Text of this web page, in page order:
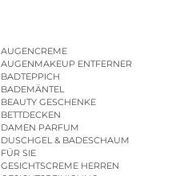
AUGENCREME
AUGENMAKEUP ENTFERNER
BADTEPPICH
BADEMÄNTEL
BEAUTY GESCHENKE
BETTDECKEN
DAMEN PARFUM
DUSCHGEL & BADESCHAUM
FÜR SIE
GESICHTSCREME HERREN